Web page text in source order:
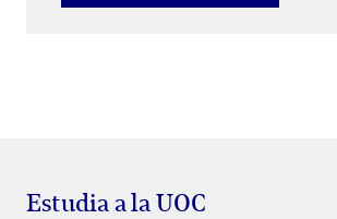
Estudia a la UOC